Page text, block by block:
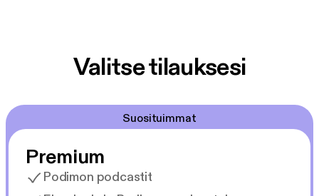
Valitse tilauksesi
Suosituimmat
Premium
Podimon podcastit